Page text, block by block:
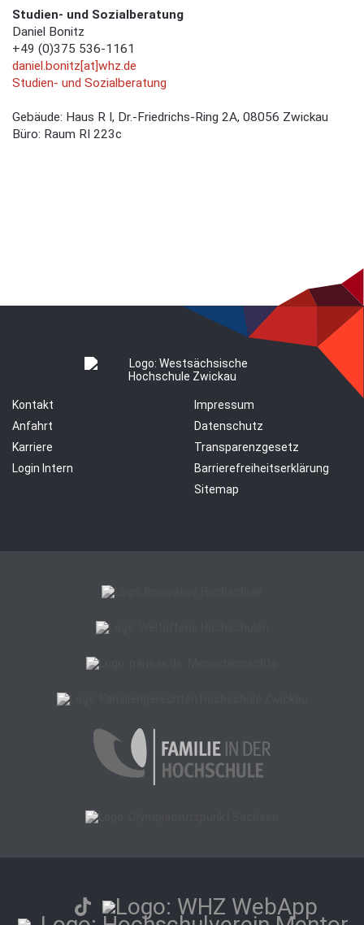
Studien- und Sozialberatung
Daniel Bonitz
+49 (0)375 536-1161
daniel.bonitz[at]whz.de
Studien- und Sozialberatung
Gebäude: Haus R I, Dr.-Friedrichs-Ring 2A, 08056 Zwickau
Büro: Raum RI 223c
Kontakt
Anfahrt
Karriere
Login Intern
Impressum
Datenschutz
Transparenzgesetz
Barrierefreiheitserklärung
Sitemap